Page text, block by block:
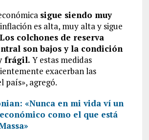
sigue siendo muy
es alta, muy alta y sigue
Los colchones de reserva
son bajos y la condición
frágil. Y estas medidas
exacerban las
país», agregó.
«Nunca en mi vida ví un
como el que está